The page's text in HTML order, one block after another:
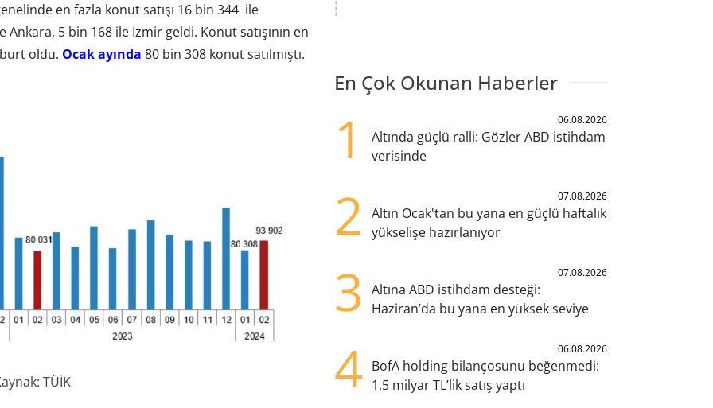
en fazla konut satışı 16 bin 344 ile
Ankara, 5 bin 168 ile İzmir geldi. Konut satışının en
oldu. Ocak ayında 80 bin 308 konut satılmıştı.
TÜİK
En Çok Okunan Haberler
1 06.08.2026
Altında güçlü ralli: Gözler ABD istihdam
verisinde
2 07.08.2026
Altın Ocak'tan bu yana en güçlü haftalık
yükselişe hazırlanıyor
3 07.08.2026
Altına ABD istihdam desteği:
Haziran’da bu yana en yüksek seviye
4 06.08.2026
BofA holding bilançosunu beğenmedi:
1,5 milyar TL’lik satış yaptı